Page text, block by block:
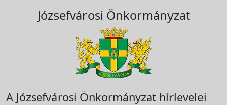
Józsefvárosi Önkormányzat
A Józsefvárosi Önkormányzat hírlevelei